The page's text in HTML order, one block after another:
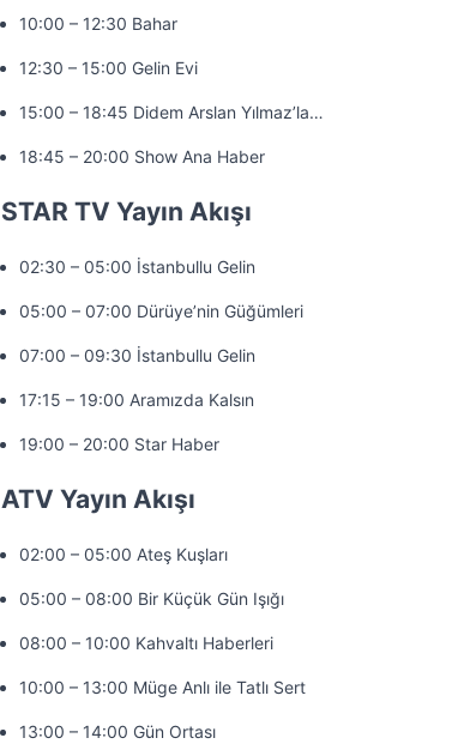
10:00 – 12:30 Bahar
12:30 – 15:00 Gelin Evi
15:00 – 18:45 Didem Arslan Yılmaz’la…
18:45 – 20:00 Show Ana Haber
STAR TV Yayın Akışı
02:30 – 05:00 İstanbullu Gelin
05:00 – 07:00 Dürüye’nin Güğümleri
07:00 – 09:30 İstanbullu Gelin
17:15 – 19:00 Aramızda Kalsın
19:00 – 20:00 Star Haber
ATV Yayın Akışı
02:00 – 05:00 Ateş Kuşları
05:00 – 08:00 Bir Küçük Gün Işığı
08:00 – 10:00 Kahvaltı Haberleri
10:00 – 13:00 Müge Anlı ile Tatlı Sert
13:00 – 14:00 Gün Ortası